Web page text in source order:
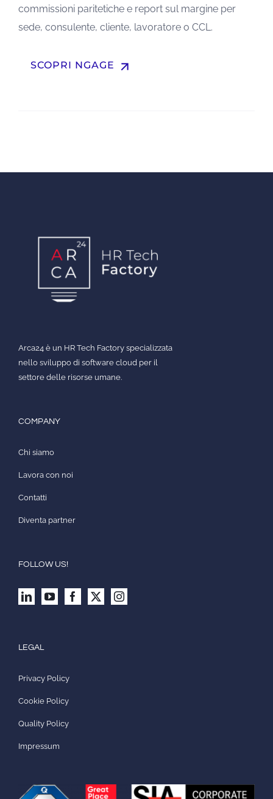
commissioni paritetiche e report sul margine per
sede, consulente, cliente, lavoratore o CCL.
SCOPRI NGAGE arrow_upward
Arca24 è un HR Tech Factory specializzata
nello sviluppo di software cloud per il
settore delle risorse umane.
COMPANY
Chi siamo
Lavora con noi
Contatti
Diventa partner
FOLLOW US!
LEGAL
Privacy Policy
Cookie Policy
Quality Policy
Impressum